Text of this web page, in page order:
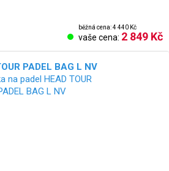
běžná cena: 4 440 Kč
vaše cena: 2 849 Kč
PADEL BAG L NV